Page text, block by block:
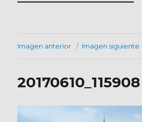
Imagen anterior Imagen siguiente
20170610_115908